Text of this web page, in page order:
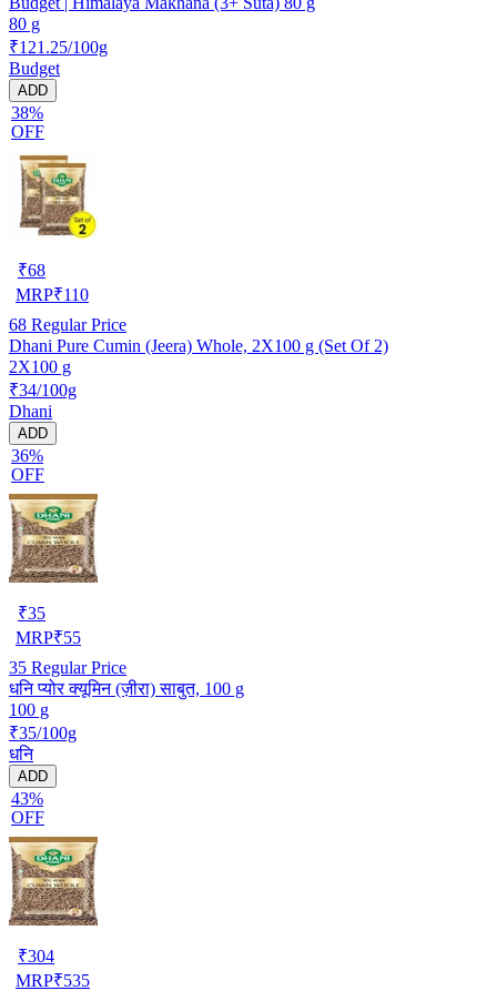
80 g
₹121.25/100g
Budget
ADD
38%
OFF
₹68
MRP₹110
68 Regular Price
Dhani Pure Cumin (Jeera) Whole, 2X100 g (Set Of 2)
2X100 g
₹34/100g
Dhani
ADD
36%
OFF
₹35
MRP₹55
35 Regular Price
धनि प्योर क्यूमिन (ज़ीरा) साबुत, 100 g
100 g
₹35/100g
धनि
ADD
43%
OFF
₹304
MRP₹535